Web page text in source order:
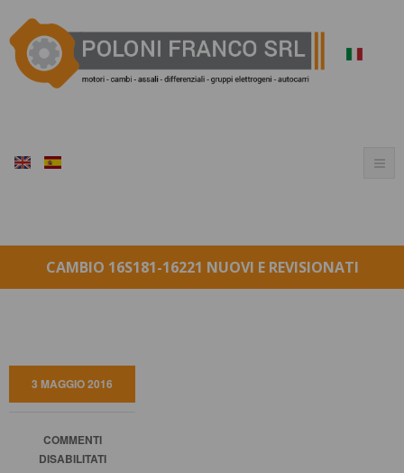
CAMBIO 16S181-16221 NUOVI E REVISIONATI
3 MAGGIO 2016
COMMENTI
DISABILITATI